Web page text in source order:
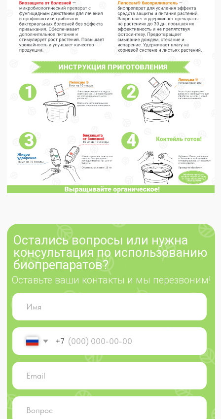
Контакты
© 2025 ekodachnik.ru
Индивидуальный предприниматель Яковлева Тамара
Викторовна
ОГРНИП 310 502 733 000 017 ИНН 502 600 041 292